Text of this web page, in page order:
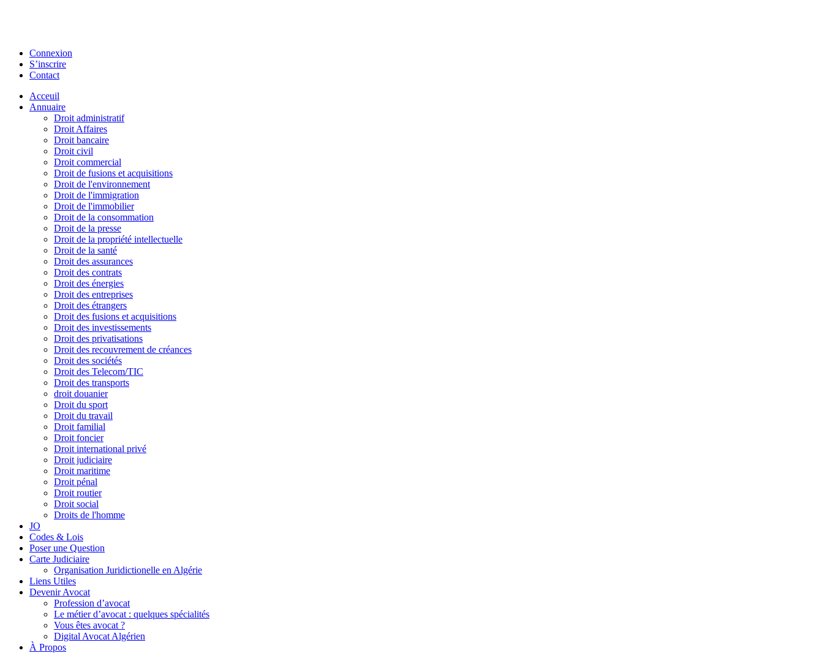
Connexion
S’inscrire
Contact
Acceuil
Annuaire
Droit administratif
Droit Affaires
Droit bancaire
Droit civil
Droit commercial
Droit de fusions et acquisitions
Droit de l'environnement
Droit de l'immigration
Droit de l'immobilier
Droit de la consommation
Droit de la presse
Droit de la propriété intellectuelle
Droit de la santé
Droit des assurances
Droit des contrats
Droit des énergies
Droit des entreprises
Droit des étrangers
Droit des fusions et acquisitions
Droit des investissements
Droit des privatisations
Droit des recouvrement de créances
Droit des sociétés
Droit des Telecom/TIC
Droit des transports
droit douanier
Droit du sport
Droit du travail
Droit familial
Droit foncier
Droit international privé
Droit judiciaire
Droit maritime
Droit pénal
Droit routier
Droit social
Droits de l'homme
JO
Codes & Lois
Poser une Question
Carte Judiciaire
Organisation Juridictionelle en Algérie
Liens Utiles
Devenir Avocat
Profession d’avocat
Le métier d’avocat : quelques spécialités
Vous êtes avocat ?
Digital Avocat Algérien
À Propos